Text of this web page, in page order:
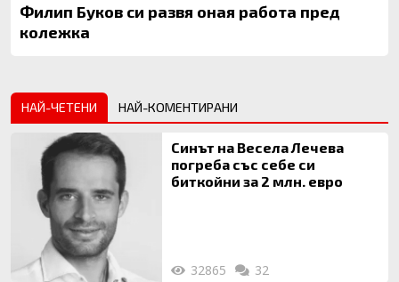
Филип Буков си развя оная работа пред
колежка
НАЙ-ЧЕТЕНИ НАЙ-КОМЕНТИРАНИ
Синът на Весела Лечева
погреба със себе си
биткойни за 2 млн. евро
32865 32